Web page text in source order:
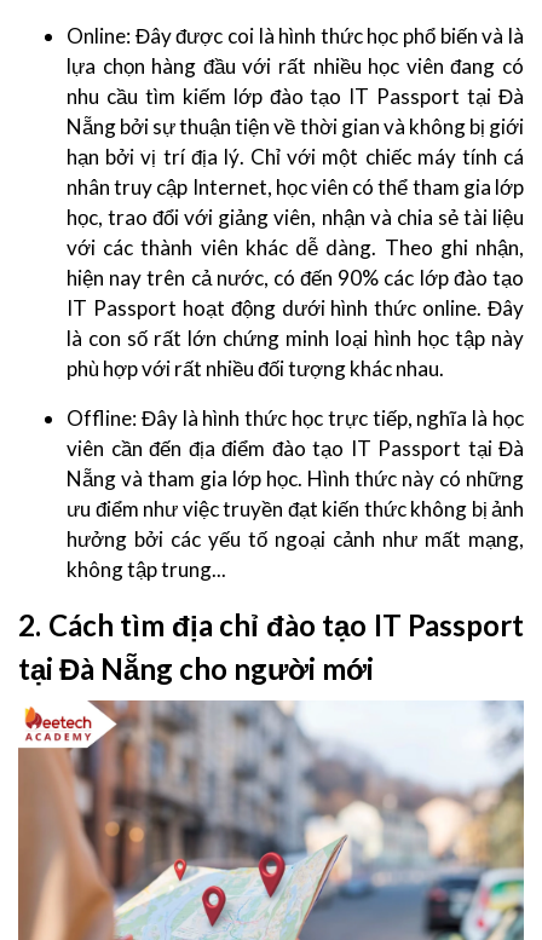
Online: Đây được coi là hình thức học phổ biến và là
lựa chọn hàng đầu với rất nhiều học viên đang có
nhu cầu tìm kiếm lớp đào tạo IT Passport tại Đà
Nẵng bởi sự thuận tiện về thời gian và không bị giới
hạn bởi vị trí địa lý. Chỉ với một chiếc máy tính cá
nhân truy cập Internet, học viên có thể tham gia lớp
học, trao đổi với giảng viên, nhận và chia sẻ tài liệu
với các thành viên khác dễ dàng. Theo ghi nhận,
hiện nay trên cả nước, có đến 90% các lớp đào tạo
IT Passport hoạt động dưới hình thức online. Đây
là con số rất lớn chứng minh loại hình học tập này
phù hợp với rất nhiều đối tượng khác nhau.
Offline: Đây là hình thức học trực tiếp, nghĩa là học
viên cần đến địa điểm đào tạo IT Passport tại Đà
Nẵng và tham gia lớp học. Hình thức này có những
ưu điểm như việc truyền đạt kiến thức không bị ảnh
hưởng bởi các yếu tố ngoại cảnh như mất mạng,
không tập trung...
2. Cách tìm địa chỉ đào tạo IT Passport
tại Đà Nẵng cho người mới